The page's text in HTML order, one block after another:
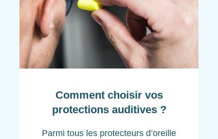
Comment choisir vos
protections auditives ?
Parmi tous les protecteurs d’oreille